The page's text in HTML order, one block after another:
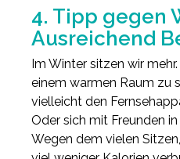
4. Tipp gegen
Ausreichend
Im Winter sitzen wir
einem warmen Raum zu
vielleicht den
Oder sich mit Freunden
Wegen dem vielen